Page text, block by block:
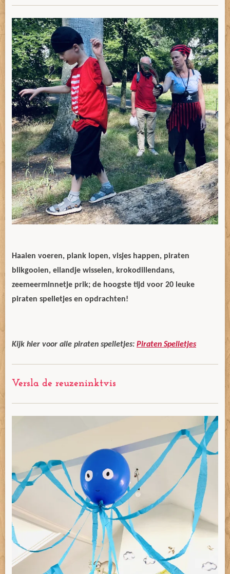
Haaien voeren, plank lopen, visjes happen, piraten
blikgooien, eilandje wisselen, krokodillendans,
zeemeerminnetje prik; de hoogste tijd voor 20 leuke
piraten spelletjes en opdrachten!
Kijk hier voor alle piraten spelletjes: Piraten Spelletjes
Versla de reuzeninktvis